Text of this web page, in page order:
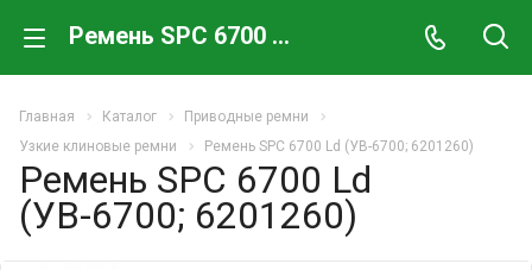
Ремень SPC 6700 Ld (УВ-6700; 6201260)
Главная Каталог
Приводные ремни
Узкие клиновые ремни
Ремень SPC 6700 Ld (УВ-6700; 6201260)
Ремень SPC 6700 Ld
(УВ-6700; 6201260)